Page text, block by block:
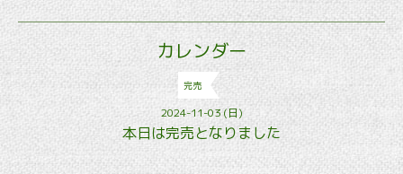
カレンダー
完売
2024-11-03 (日)
本日は完売となりました